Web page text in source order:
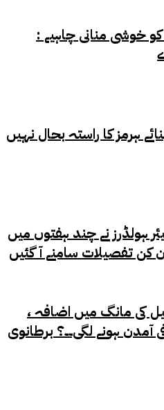
کو خوشی منانی چاہیے :
ہرمز کا راستہ بحال نہیں
ہولڈرز نے چند ہفتوں میں
کن تفصیلات سامنے آ گئیں
کی مانگ میں اضافہ ،
آمدن ہونے لگی۔۔؟ برطانوی